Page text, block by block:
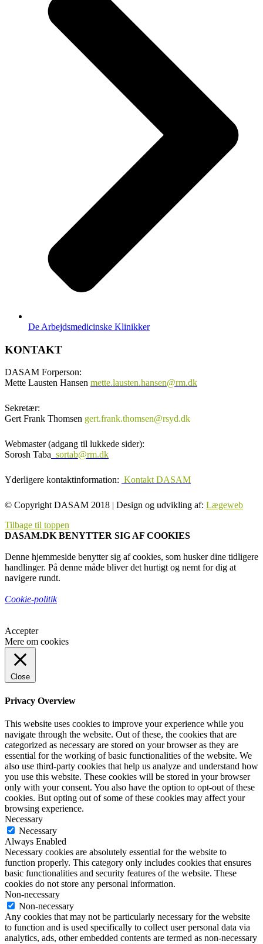
De Arbejdsmedicinske Klinikker
KONTAKT
DASAM Forperson:
Mette Lausten Hansen mette.lausten.hansen@rm.dk
Sekretær:
Gert Frank Thomsen gert.frank.thomsen@rsyd.dk
Webmaster (adgang til lukkede sider):
Sorosh Taba sortab@rm.dk
Yderligere kontaktinformation: Kontakt DASAM
© Copyright DASAM 2018 | Design og udvikling af: Lægeweb
Tilbage til toppen
DASAM.DK BENYTTER SIG AF COOKIES
Denne hjemmeside benytter sig af cookies, som husker dine tidligere
handlinger. På denne måde bliver det hurtigt og nemt for dig at
navigere rundt.
Cookie-politik
Accepter
Mere om cookies
Close
Privacy Overview
This website uses cookies to improve your experience while you
navigate through the website. Out of these, the cookies that are
categorized as necessary are stored on your browser as they are
essential for the working of basic functionalities of the website. We
also use third-party cookies that help us analyze and understand how
you use this website. These cookies will be stored in your browser
only with your consent. You also have the option to opt-out of these
cookies. But opting out of some of these cookies may affect your
browsing experience.
Necessary
Necessary
Always Enabled
Necessary cookies are absolutely essential for the website to
function properly. This category only includes cookies that ensures
basic functionalities and security features of the website. These
cookies do not store any personal information.
Non-necessary
Non-necessary
Any cookies that may not be particularly necessary for the website
to function and is used specifically to collect user personal data via
analytics, ads, other embedded contents are termed as non-necessary